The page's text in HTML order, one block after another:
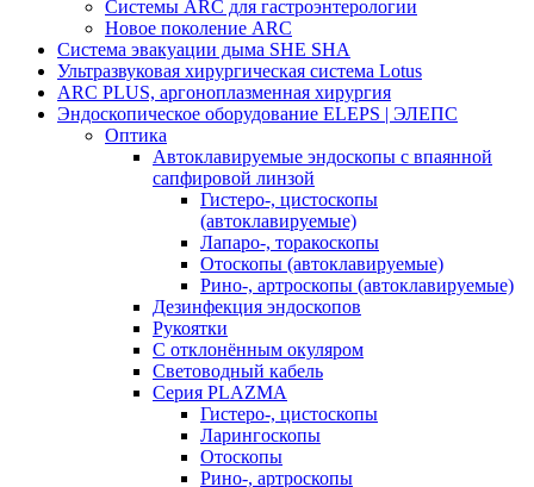
Системы ARC для гастроэнтерологии
Новое поколение ARC
Система эвакуации дыма SHE SHA
Ультразвуковая хирургическая система Lotus
ARC PLUS, аргоноплазменная хирургия
Эндоскопическое оборудование ELEPS | ЭЛЕПС
Оптика
Автоклавируемые эндоскопы с впаянной
сапфировой линзой
Гистеро-, цистоскопы
(автоклавируемые)
Лапаро-, торакоскопы
Отоскопы (автоклавируемые)
Рино-, артроскопы (автоклавируемые)
Дезинфекция эндоскопов
Рукоятки
С отклонённым окуляром
Световодный кабель
Серия PLAZMA
Гистеро-, цистоскопы
Ларингоскопы
Отоскопы
Рино-, артроскопы